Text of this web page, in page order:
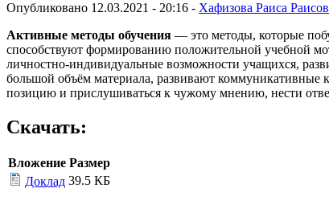
Опубликовано 12.03.2021 - 20:16 - Хафизова Раиса
Активные методы обучения — это методы, которые
способствуют формированию положительной учебной
личностно-индивидуальные возможности учащихся,
большой объём материала, развивают коммуникативные
позицию и прислушиваться к чужому мнению, нести
Скачать:
Вложение Размер
Доклад 39.5 КБ